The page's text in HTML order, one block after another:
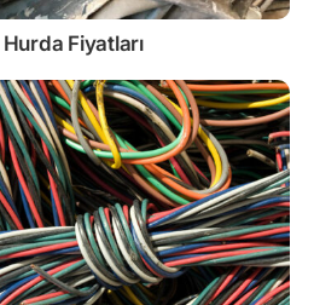
Hurda Fiyatları